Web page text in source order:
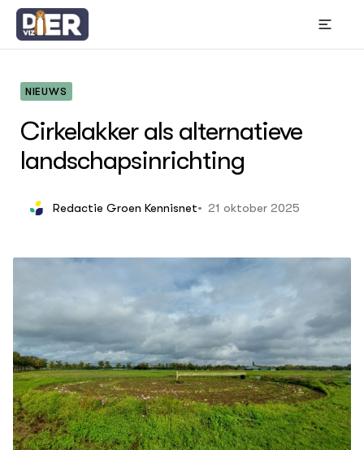
OVER
ACTUEEL
Nieuwsbrief
Agenda
Columns
DIERVIZIER
Over de thema's
Over ons
Contact
NIEUWS
Cirkelakker als alternatieve
landschapsinrichting
Redactie Groen Kennisnet 21 oktober 2025